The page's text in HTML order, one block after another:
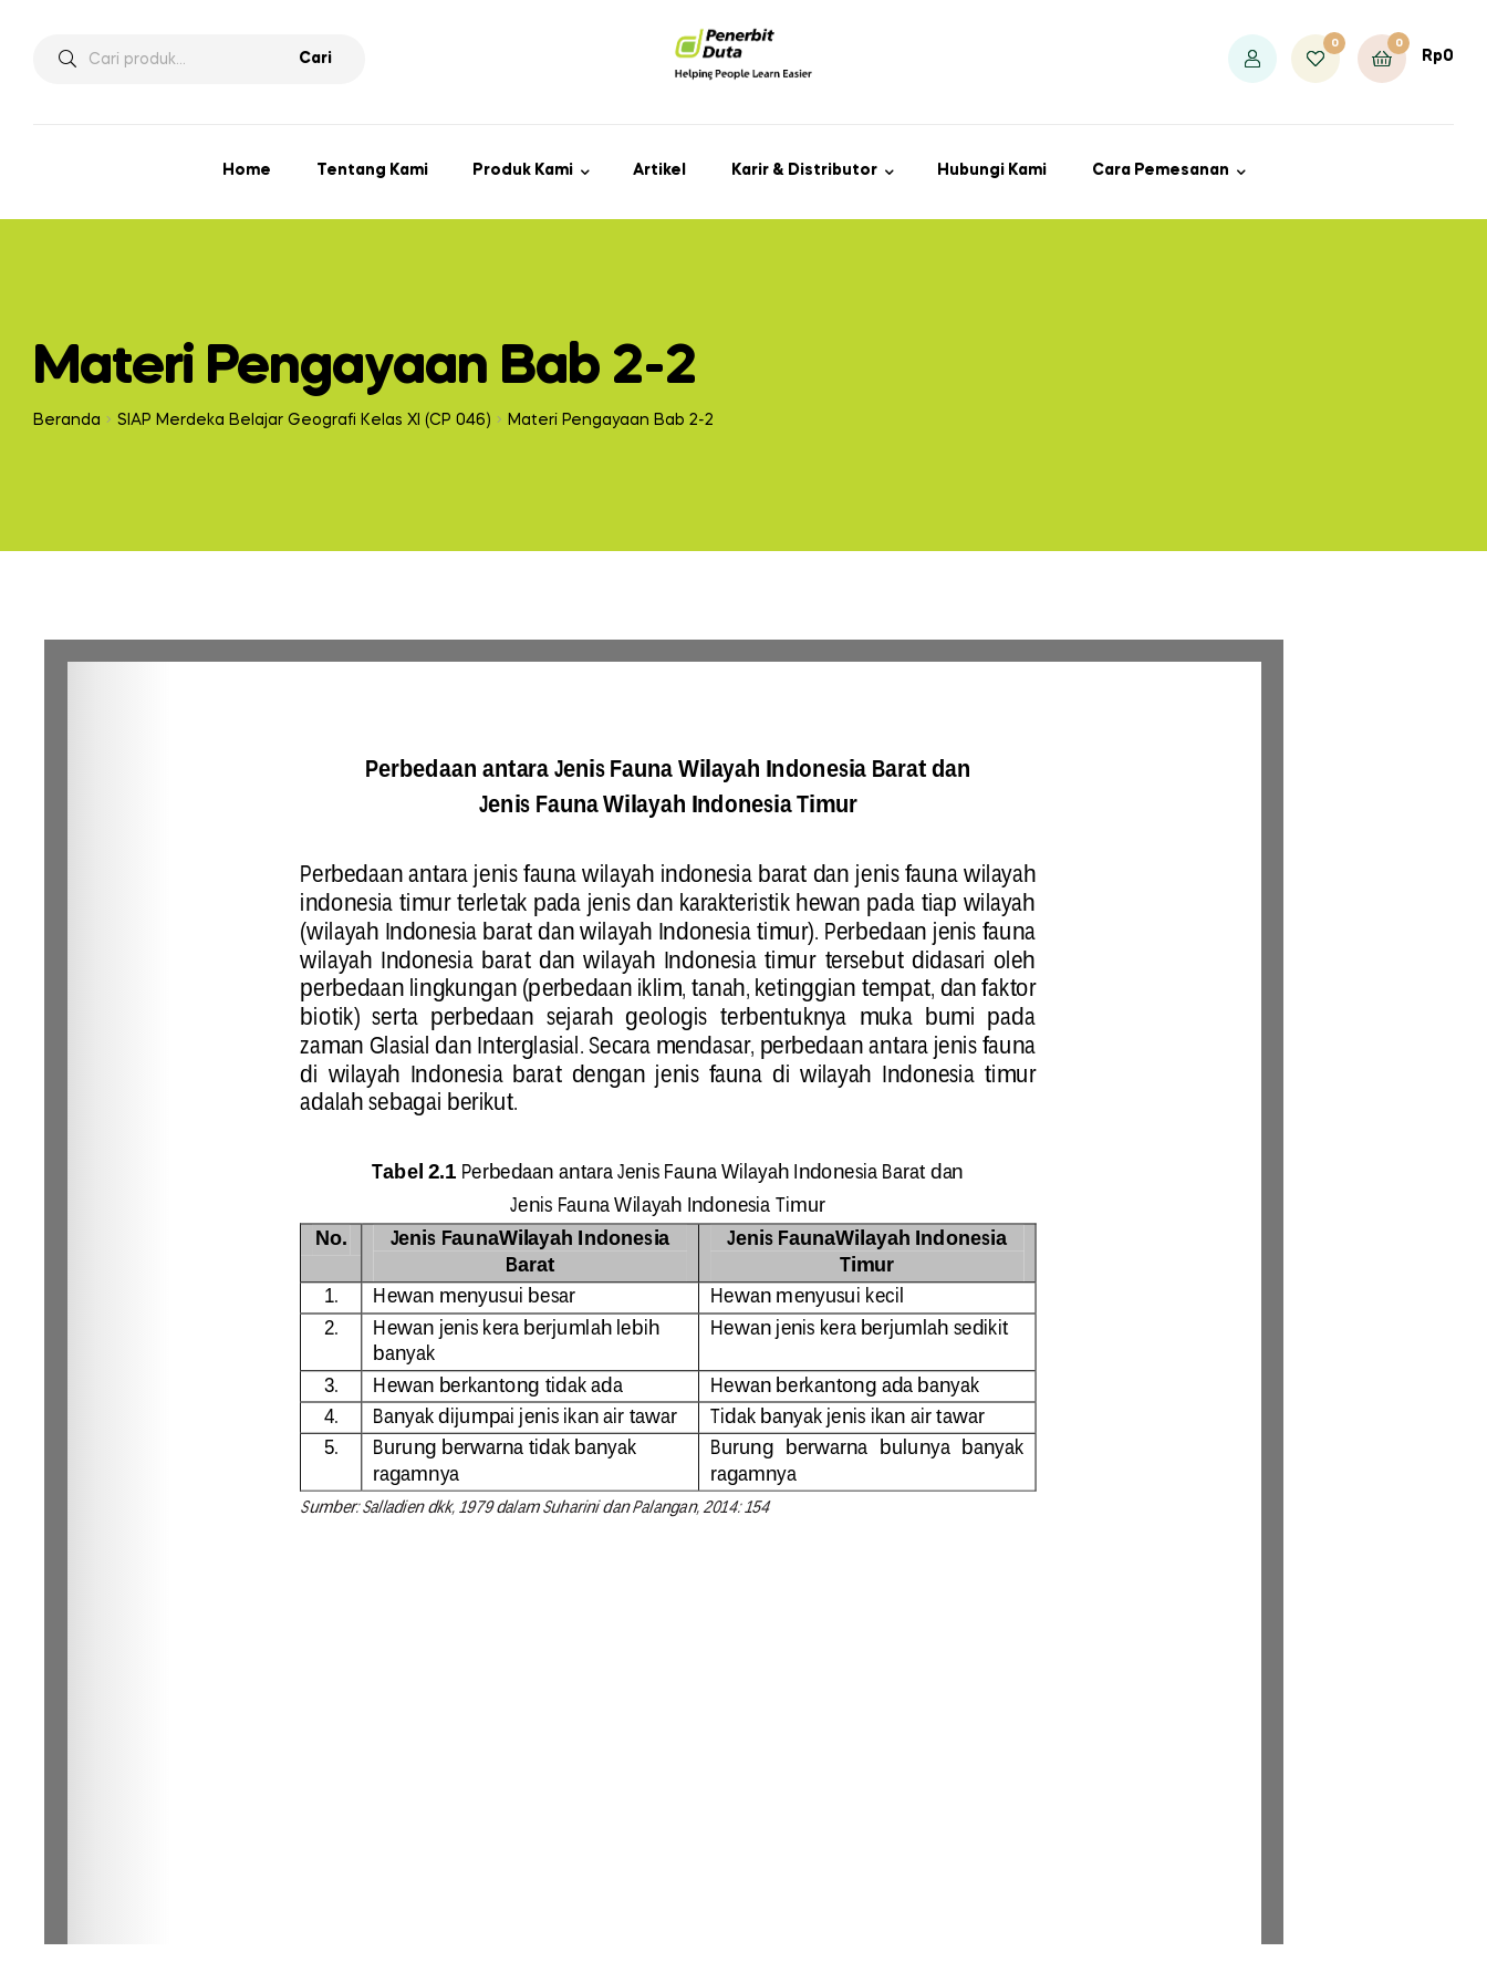
Cari
0 0
Rp0
Home Tentang Kami Produk Kami Artikel Karir & Distributor Hubungi Kami Cara Pemesanan
Materi Pengayaan Bab 2-2
Beranda SIAP Merdeka Belajar Geografi Kelas XI (CP 046) Materi Pengayaan Bab 2-2